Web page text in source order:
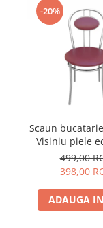
-20%
Scaun
Visiniu piele
499,00
398,00
ADAUGA